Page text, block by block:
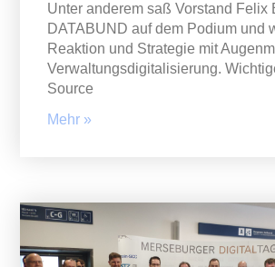
Unter anderem saß Vorstand Felix
DATABUND auf dem Podium und
Reaktion und Strategie mit
Verwaltungsdigitalisierung.
Source
Mehr »